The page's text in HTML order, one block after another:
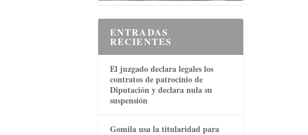
ENTRADAS
RECIENTES
El juzgado declara legales los
contratos de patrocinio de
Diputación y declara nula su
suspensión
Gomila usa la titularidad para